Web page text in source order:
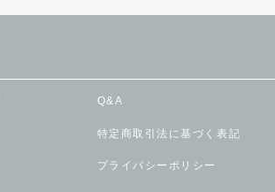
Q&A
特定商取引法に基づく表記
プライバシーポリシー